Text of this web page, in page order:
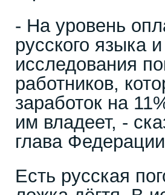
- На уровень
русского языка
исследования
работников,
заработок на
им владеет, -
глава
Есть русская